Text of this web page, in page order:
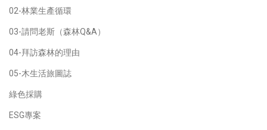
02-林業生產循環
03-請問老斯（森林Q&A）
04-拜訪森林的理由
05-木生活旅圖誌
綠色採購
ESG專案